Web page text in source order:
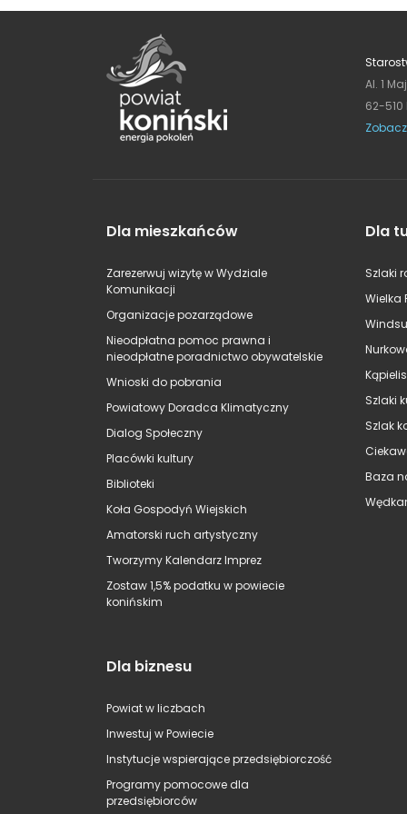
Al. 1
62-510
Dla mieszkańców
Zarezerwuj wizytę w Wydziale
Komunikacji
Organizacje pozarządowe
Nieodpłatna pomoc prawna i
nieodpłatne poradnictwo obywatelskie
Wnioski do pobrania
Powiatowy Doradca Klimatyczny
Dialog Społeczny
Placówki kultury
Biblioteki
Koła Gospodyń Wiejskich
Amatorski ruch artystyczny
Tworzymy Kalendarz Imprez
Zostaw 1,5% podatku w powiecie
konińskim
Dla biznesu
Powiat w liczbach
Inwestuj w Powiecie
Instytucje wspierające przedsiębiorczość
Programy pomocowe dla
przedsiębiorców
Dla
Szlaki
Wielka
Szlaki
Szlak
Baza